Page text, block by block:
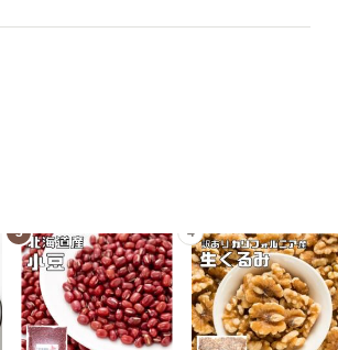
3 4